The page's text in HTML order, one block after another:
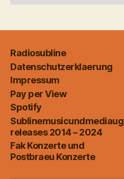
Radiosubline
Datenschutzerklaerung
Impressum
Pay per View
Spotify
Sublinemusicundmediaug
releases 2014 – 2024
Fak Konzerte und
Postbraeu Konzerte